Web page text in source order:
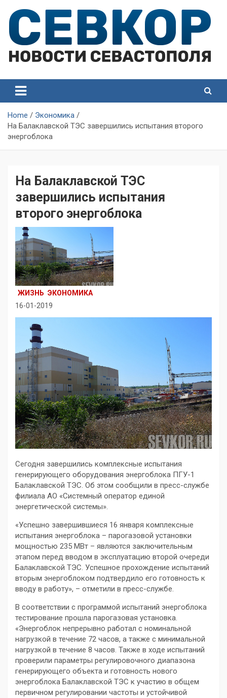
content
Севастополя
Севастополя
Home
Экономика
На Балаклавской ТЭС завершились испытания второго
энергоблока
На Балаклавской ТЭС
завершились испытания
второго энергоблока
ЖИЗНЬ ЭКОНОМИКА
16-01-2019
Сегодня завершились комплексные испытания
генерирующего оборудования энергоблока ПГУ-1
Балаклавской ТЭС. Об этом сообщили в пресс-службе
филиала АО «Системный оператор единой
энергетической системы».
«Успешно завершившиеся 16 января комплексные
испытания энергоблока – парогазовой установки
мощностью 235 МВт – являются заключительным
этапом перед вводом в эксплуатацию второй очереди
Балаклавской ТЭС. Успешное прохождение испытаний
вторым энергоблоком подтвердило его готовность к
вводу в работу», – отметили в пресс-службе.
В соответствии с программой испытаний энергоблока
тестирование прошла парогазовая установка.
«Энергоблок непрерывно работал с номинальной
нагрузкой в течение 72 часов, а также с минимальной
нагрузкой в течение 8 часов. Также в ходе испытаний
проверили параметры регулировочного диапазона
генерирующего объекта и готовность нового
энергоблока Балаклавской ТЭС к участию в общем
первичном регулировании частоты и устойчивой